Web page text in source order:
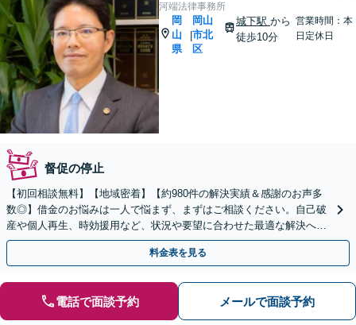
河端法律事務所
岡
山
県
|
岡山
市北
区
城下駅 から
徒歩10分
営業時間：本
日定休日
督促の停止
【初回相談無料】【地域密着】【約980件の解決実績＆感謝のお声多
数◎】借金のお悩みは一人で悩まず、まずはご相談ください。自己破
産や個人再生、時効援用など、状況や要望に合わせた最適な解決へ！
【ギャンブルや浪費での借金も】駐車場有／完全個室
料金表を見る
電話で面談予約 メールで面談予約